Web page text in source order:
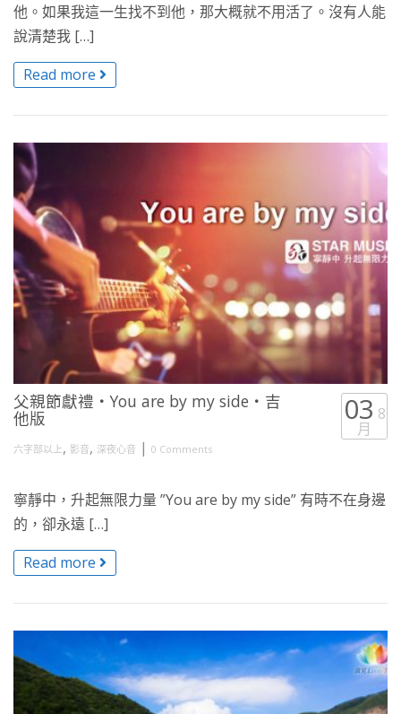
他。如果我這一生找不到他，那大概就不用活了。沒有人能
說清楚我 […]
Read more
父親節獻禮・You are by my side・吉
他版
六字部以上, 影音, 深夜心音 | 0 Comments
03 8
月
寧靜中，升起無限力量 ”You are by my side” 有時不在身邊
的，卻永遠 […]
Read more